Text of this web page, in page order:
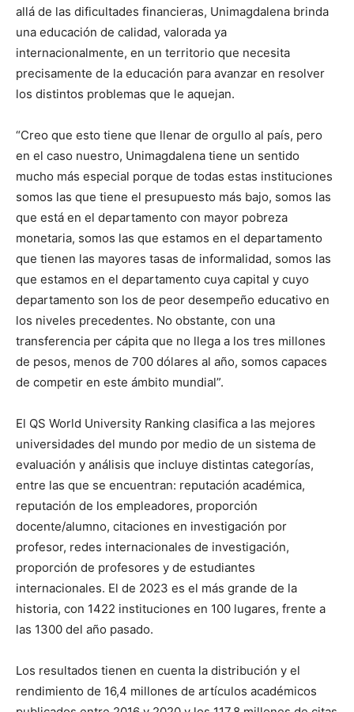
allá de las dificultades financieras, Unimagdalena brinda
una educación de calidad, valorada ya
internacionalmente, en un territorio que necesita
precisamente de la educación para avanzar en resolver
los distintos problemas que le aquejan.
“Creo que esto tiene que llenar de orgullo al país, pero
en el caso nuestro, Unimagdalena tiene un sentido
mucho más especial porque de todas estas instituciones
somos las que tiene el presupuesto más bajo, somos las
que está en el departamento con mayor pobreza
monetaria, somos las que estamos en el departamento
que tienen las mayores tasas de informalidad, somos las
que estamos en el departamento cuya capital y cuyo
departamento son los de peor desempeño educativo en
los niveles precedentes. No obstante, con una
transferencia per cápita que no llega a los tres millones
de pesos, menos de 700 dólares al año, somos capaces
de competir en este ámbito mundial”.
El QS World University Ranking clasifica a las mejores
universidades del mundo por medio de un sistema de
evaluación y análisis que incluye distintas categorías,
entre las que se encuentran: reputación académica,
reputación de los empleadores, proporción
docente/alumno, citaciones en investigación por
profesor, redes internacionales de investigación,
proporción de profesores y de estudiantes
internacionales. El de 2023 es el más grande de la
historia, con 1422 instituciones en 100 lugares, frente a
las 1300 del año pasado.
Los resultados tienen en cuenta la distribución y el
rendimiento de 16,4 millones de artículos académicos